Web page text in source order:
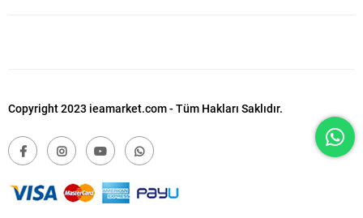
Copyright 2023 ieamarket.com - Tüm Hakları Saklıdır.